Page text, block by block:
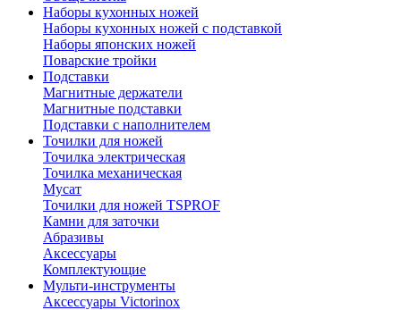
Наборы кухонных ножей
Наборы кухонных ножей с подставкой
Наборы японских ножей
Поварские тройки
Подставки
Магнитные держатели
Магнитные подставки
Подставки с наполнителем
Точилки для ножей
Точилка электрическая
Точилка механическая
Мусат
Точилки для ножей TSPROF
Камни для заточки
Абразивы
Аксессуары
Комплектующие
Мульти-инструменты
Аксессуары Victorinox